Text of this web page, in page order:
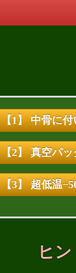
【1】 中骨に
【2】 真空パ
【3】 超低温
ヒ